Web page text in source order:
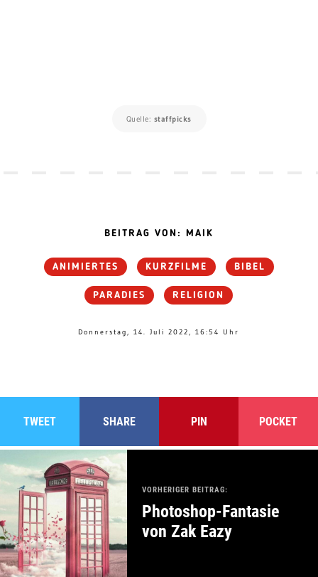
Quelle: staffpicks
BEITRAG VON: MAIK
ANIMIERTES KURZFILME BIBEL
PARADIES RELIGION
Donnerstag, 14. Juli 2022, 16:54 Uhr
TWEET SHARE PIN POCKET
VORHERIGER BEITRAG:
Photoshop-Fantasie
von Zak Eazy